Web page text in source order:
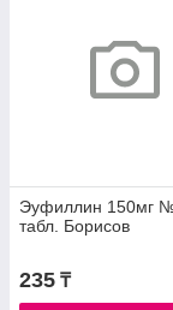
Эуфиллин 150мг
табл. Борисов
235 ₸